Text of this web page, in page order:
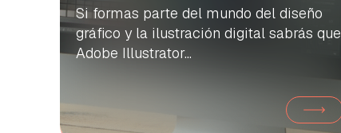
Si formas parte del mundo del diseño
gráfico y la ilustración digital sabrás que
Adobe Illustrator...